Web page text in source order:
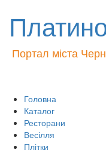
Портал міста
Головна
Каталог
Ресторани
Весілля
Плітки